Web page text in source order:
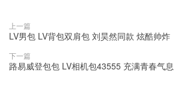
上一篇
LV男包 LV背包双肩包 刘昊然同款 炫酷帅炸
下一篇
路易威登包包 LV相机包43555 充满青春气